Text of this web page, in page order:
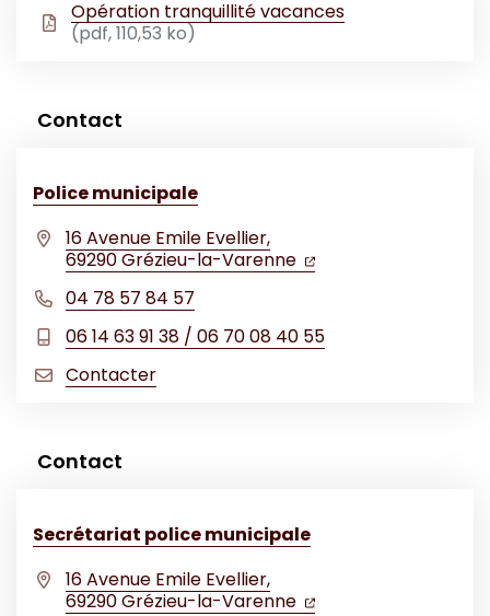
Opération tranquillité vacances
(pdf, 110,53 ko)
Contact
Police municipale
16 Avenue Emile Evellier,
69290 Grézieu-la-Varenne (ouverture dans un
(ouverture dans un
04 78 57 84 57
06 14 63 91 38 / 06 70 08 40 55
Contacter
Contact
Secrétariat police municipale
16 Avenue Emile Evellier,
69290 Grézieu-la-Varenne (ouverture dans un
(ouverture dans un